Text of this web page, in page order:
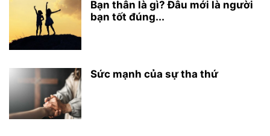
Bạn thân là gì? Đâu mới là người
bạn tốt đúng...
Sức mạnh của sự tha thứ